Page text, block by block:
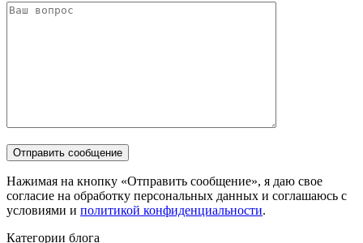
Нажимая на кнопку «Отправить сообщение», я даю свое
согласие на обработку персональных данных и соглашаюсь с
условиями и политикой конфиденциальности.
Категории блога